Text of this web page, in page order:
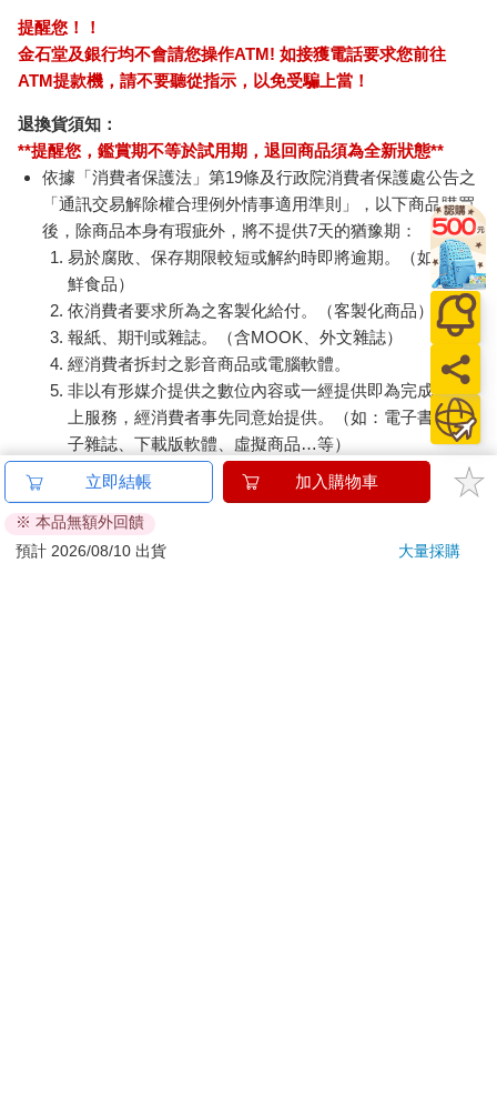
提醒您！！
金石堂及銀行均不會請您操作ATM! 如接獲電話要求您前往
ATM提款機，請不要聽從指示，以免受騙上當！
退換貨須知：
**提醒您，鑑賞期不等於試用期，退回商品須為全新狀態**
依據「消費者保護法」第19條及行政院消費者保護處公告之
「通訊交易解除權合理例外情事適用準則」，以下商品購買
後，除商品本身有瑕疵外，將不提供7天的猶豫期：
易於腐敗、保存期限較短或解約時即將逾期。（如：生
鮮食品）
依消費者要求所為之客製化給付。（客製化商品）
報紙、期刊或雜誌。（含MOOK、外文雜誌）
經消費者拆封之影音商品或電腦軟體。
非以有形媒介提供之數位內容或一經提供即為完成之線
上服務，經消費者事先同意始提供。（如：電子書、電
子雜誌、下載版軟體、虛擬商品…等）
已拆封之個人衛生用品。（如：內衣褲、刮鬍刀、除毛
若非上列種類商品，均享有到貨7天的猶豫期（含例假
日）。
立即結帳 加入購物車
※ 本品無額外回饋
預計 2026/08/10 出貨
大量採購